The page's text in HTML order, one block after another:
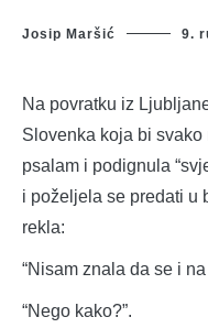
Josip Maršić 9.
Na povratku iz
Slovenka koja bi
psalam i podignula
i poželjela se predati u
rekla:
“Nisam znala da se i
“Nego kako?”.